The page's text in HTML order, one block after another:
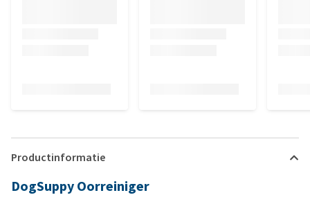
Productinformatie
DogSuppy Oorreiniger